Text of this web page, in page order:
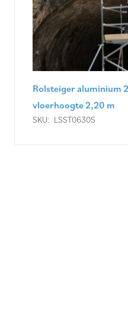
Rolsteiger aluminium
vloerhoogte 4,20 m
SKU: LSST0635S